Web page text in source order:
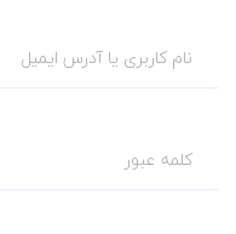
نام کاربری یا آدرس ایمیل
کلمه عبور